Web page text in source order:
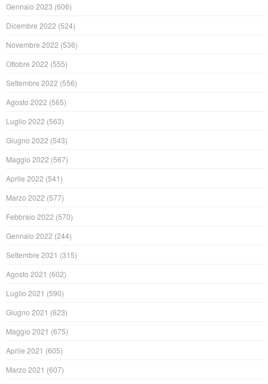
Gennaio 2023 (606)
Dicembre 2022 (524)
Novembre 2022 (536)
Ottobre 2022 (555)
Settembre 2022 (556)
Agosto 2022 (565)
Luglio 2022 (563)
Giugno 2022 (543)
Maggio 2022 (567)
Aprile 2022 (541)
Marzo 2022 (577)
Febbraio 2022 (570)
Gennaio 2022 (244)
Settembre 2021 (315)
Agosto 2021 (602)
Luglio 2021 (590)
Giugno 2021 (623)
Maggio 2021 (675)
Aprile 2021 (605)
Marzo 2021 (607)